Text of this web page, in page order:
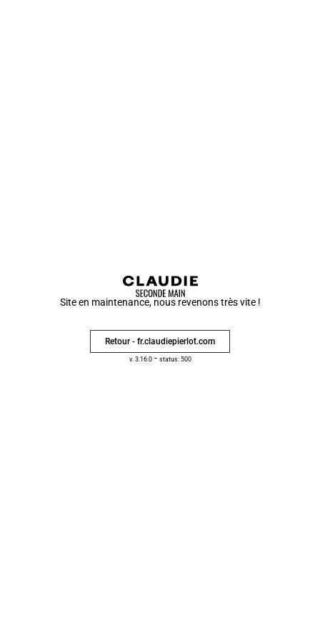
Site en maintenance, nous revenons très vite !
Retour - fr.claudiepierlot.com
v. 3.16.0- status: 500